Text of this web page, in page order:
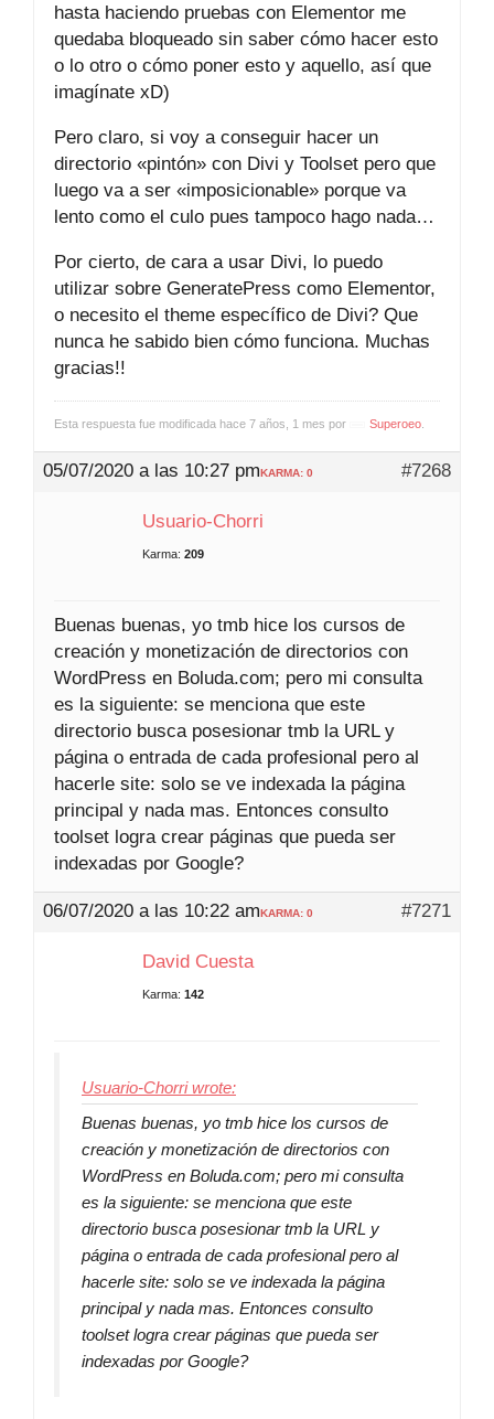
hasta haciendo pruebas con Elementor me
quedaba bloqueado sin saber cómo hacer esto
o lo otro o cómo poner esto y aquello, así que
imagínate xD)
Pero claro, si voy a conseguir hacer un
directorio «pintón» con Divi y Toolset pero que
luego va a ser «imposicionable» porque va
lento como el culo pues tampoco hago nada…
Por cierto, de cara a usar Divi, lo puedo
utilizar sobre GeneratePress como Elementor,
o necesito el theme específico de Divi? Que
nunca he sabido bien cómo funciona. Muchas
gracias!!
Esta respuesta fue modificada hace 7 años, 1 mes por Superoeo
05/07/2020 a las 10:27 pm #7268
KARMA: 0
Usuario-Chorri
Karma: 209
Buenas buenas, yo tmb hice los cursos de
creación y monetización de directorios con
WordPress en Boluda.com; pero mi consulta
es la siguiente: se menciona que este
directorio busca posesionar tmb la URL y
página o entrada de cada profesional pero al
hacerle site: solo se ve indexada la página
principal y nada mas. Entonces consulto
toolset logra crear páginas que pueda ser
indexadas por Google?
06/07/2020 a las 10:22 am #7271
KARMA: 0
David Cuesta
Karma: 142
Usuario-Chorri wrote:
Buenas buenas, yo tmb hice los cursos de
creación y monetización de directorios con
WordPress en Boluda.com; pero mi consulta
es la siguiente: se menciona que este
directorio busca posesionar tmb la URL y
página o entrada de cada profesional pero al
hacerle site: solo se ve indexada la página
principal y nada mas. Entonces consulto
toolset logra crear páginas que pueda ser
indexadas por Google?